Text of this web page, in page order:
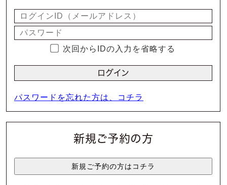
次回からIDの入力を省略する
パスワードを忘れた方は、コチラ
新規ご予約の方